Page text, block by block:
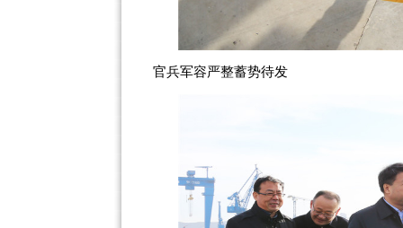
官兵军容严整蓄势待发